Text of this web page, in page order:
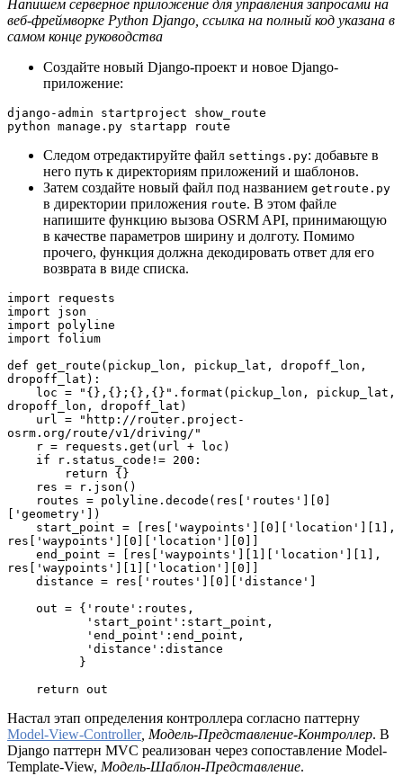
Напишем серверное приложение для управления запросами на
веб-фреймворке Python Django, ссылка на полный код указана в
самом конце руководства
Создайте новый Django-проект и новое Django-
приложение:
django-admin startproject show_route
python manage.py startapp route
Следом отредактируйте файл settings.py: добавьте в
него путь к директориям приложений и шаблонов.
Затем создайте новый файл под названием getroute.py
в директории приложения route. В этом файле
напишите функцию вызова OSRM API, принимающую
в качестве параметров ширину и долготу. Помимо
прочего, функция должна декодировать ответ для его
возврата в виде списка.
import requests
import json
import polyline
import folium
def get_route(pickup_lon, pickup_lat, dropoff_lon,
dropoff_lat):
dropoff_lon, dropoff_lat)
osrm.org/route/v1/driving/"
['geometry'])
res['waypoints'][0]['location'][0]]
res['waypoints'][1]['location'][0]]
    return out
Настал этап определения контроллера согласно паттерну
Model-View-Controller, Модель-Представление-Контроллер. В
Django паттерн MVC реализован через сопоставление Model-
Template-View, Модель-Шаблон-Представление.